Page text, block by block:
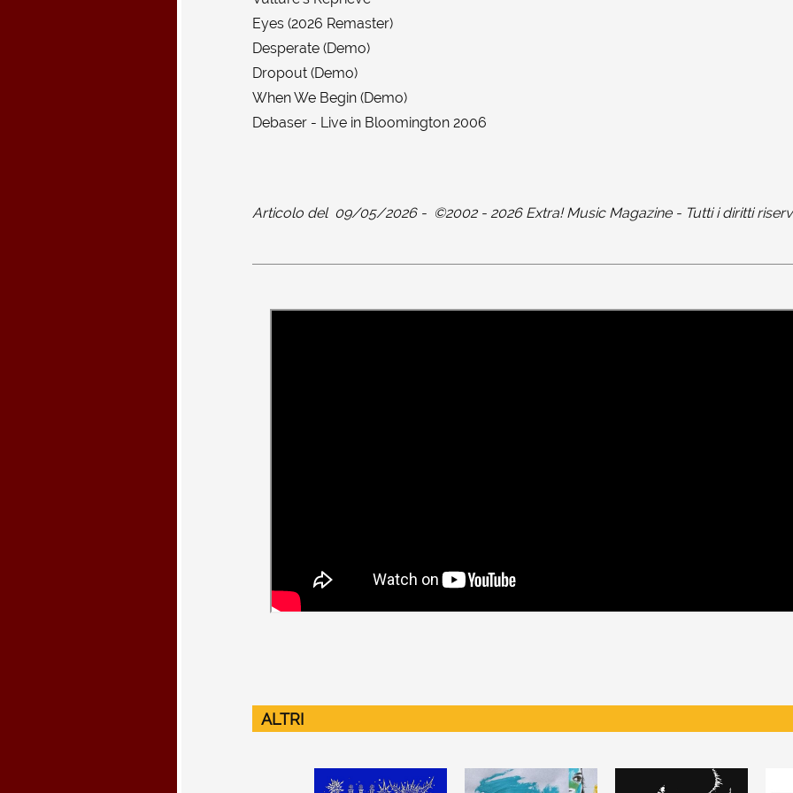
Eyes (2026 Remaster)
Desperate (Demo)
Dropout (Demo)
When We Begin (Demo)
Debaser - Live in Bloomington 2006
Articolo del 09/05/2026- ©2002 - 2026 Extra! Music Magazine - Tutti i diritti
ALTRI